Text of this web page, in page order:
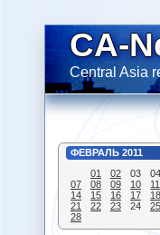
CA-
Central Asia
ФЕВРАЛЬ 2011
01
02 03 04
07
08 09 10 11
14
15 16 17 18
21
22 23 24 25
28